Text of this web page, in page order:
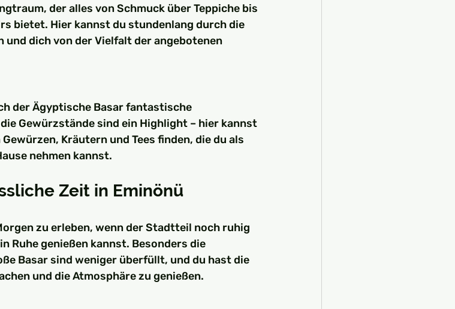
der alles von Schmuck über Teppiche bis
bietet. Hier kannst du stundenlang durch die
und dich von der Vielfalt der angebotenen
der Ägyptische Basar fantastische
Gewürzstände sind ein Highlight – hier kannst
Kräutern und Tees finden, die du als
nehmen kannst.
Zeit in Eminönü
zu erleben, wenn der Stadtteil noch ruhig
Ruhe genießen kannst. Besonders die
Basar sind weniger überfüllt, und du hast die
und die Atmosphäre zu genießen.